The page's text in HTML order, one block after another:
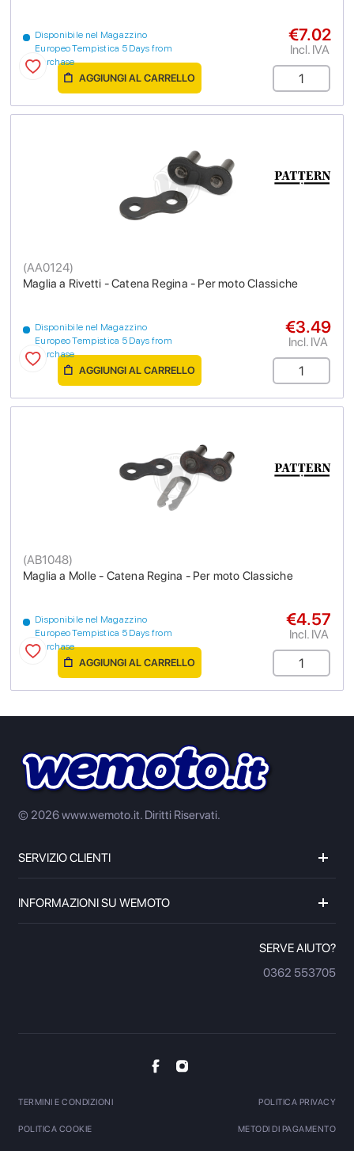
Disponibile nel Magazzino
Europeo Tempistica 5 Days from
purchase
€7.02
Incl. IVA
AGGIUNGI AL CARRELLO
Maglia a Rivetti - Catena Regina - Per moto Classiche
(AA0124)
Disponibile nel Magazzino
Europeo Tempistica 5 Days from
purchase
€3.49
Incl. IVA
AGGIUNGI AL CARRELLO
Maglia a Molle - Catena Regina - Per moto Classiche
(AB1048)
Disponibile nel Magazzino
Europeo Tempistica 5 Days from
purchase
€4.57
Incl. IVA
AGGIUNGI AL CARRELLO
© 2026 www.wemoto.it. Diritti Riservati.
SERVIZIO CLIENTI
INFORMAZIONI SU WEMOTO
SERVE AIUTO?
0362 553705
TERMINI E CONDIZIONI POLITICA PRIVACY
POLITICA COOKIE METODI DI PAGAMENTO